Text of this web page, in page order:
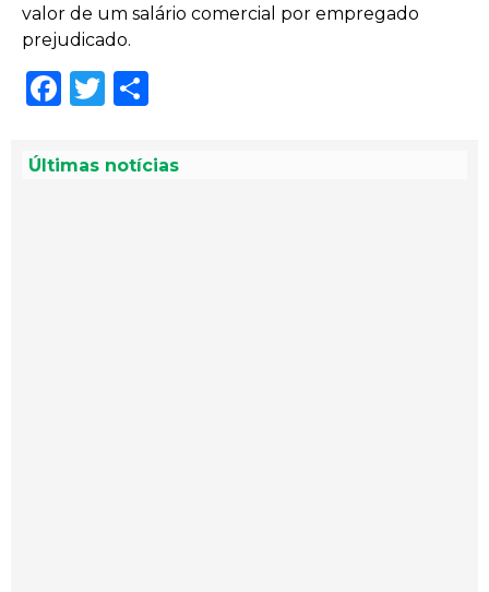
valor de um salário comercial por empregado
prejudicado.
Facebook
Twitter
Últimas notícias